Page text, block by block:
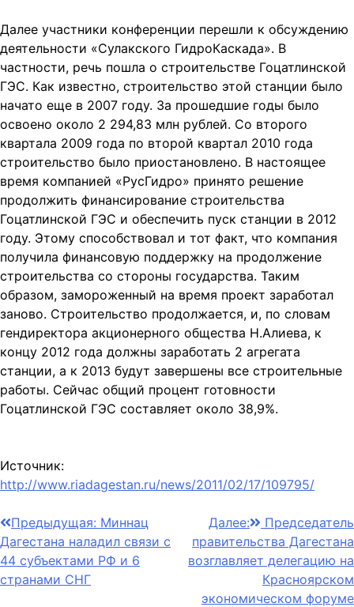
Далее участники конференции перешли к обсуждению
деятельности «Сулакского ГидроКаскада». В
частности, речь пошла о строительстве Гоцатлинской
ГЭС. Как известно, строительство этой станции было
начато еще в 2007 году. За прошедшие годы было
освоено около 2 294,83 млн рублей. Со второго
квартала 2009 года по второй квартал 2010 года
строительство было приостановлено. В настоящее
время компанией «РусГидро» принято решение
продолжить финансирование строительства
Гоцатлинской ГЭС и обеспечить пуск станции в 2012
году. Этому способствовал и тот факт, что компания
получила финансовую поддержку на продолжение
строительства со стороны государства. Таким
образом, замороженный на время проект заработал
заново. Строительство продолжается, и, по словам
гендиректора акционерного общества Н.Алиева, к
концу 2012 года должны заработать 2 агрегата
станции, а к 2013 будут завершены все строительные
работы. Сейчас общий процент готовности
Гоцатлинской ГЭС составляет около 38,9%.
Источник:
http://www.riadagestan.ru/news/2011/02/17/109795/
Навигация
по
записям
Предыдущая: Миннац
Дагестана наладил связи с
44 субъектами РФ и 6
странами СНГ
Далее:
Председатель
правительства Дагестана
возглавляет делегацию на
Красноярском
экономическом форуме